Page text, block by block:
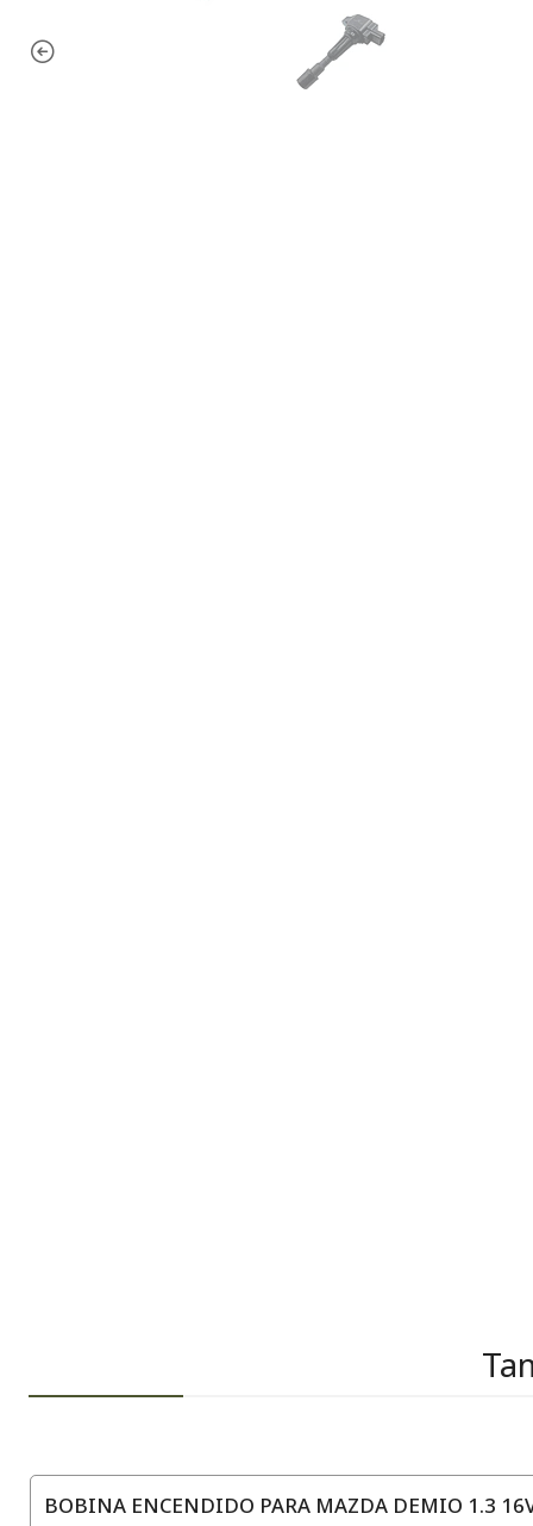
BOBINA ENCENDIDO PARA MAZDA DEMIO 1.3